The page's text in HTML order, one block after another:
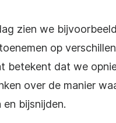
zien we
op
betekent dat we
over de manier
bijsnijden.